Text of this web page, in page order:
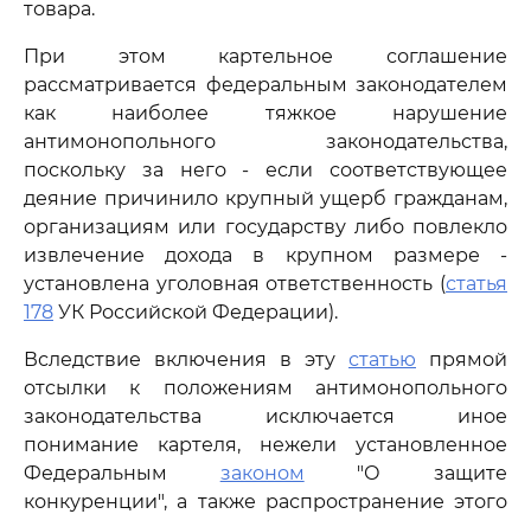
товара.
При этом картельное соглашение
рассматривается федеральным законодателем
как наиболее тяжкое нарушение
антимонопольного законодательства,
поскольку за него - если соответствующее
деяние причинило крупный ущерб гражданам,
организациям или государству либо повлекло
извлечение дохода в крупном размере -
установлена уголовная ответственность (статья
178 УК Российской Федерации).
Вследствие включения в эту статью прямой
отсылки к положениям антимонопольного
законодательства исключается иное
понимание картеля, нежели установленное
Федеральным законом "О защите
конкуренции", а также распространение этого